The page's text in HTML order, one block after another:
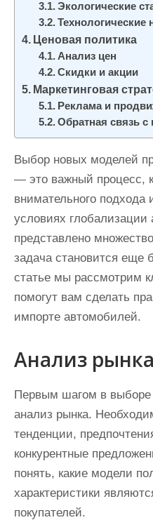
Экологические
Технологические
Ценовая политика
Анализ цен
Скидки и акции
Маркетинговая
Реклама и
Обратная связь с
Выбор новых моделей
— это важный процесс,
внимательного подхода
условиях глобализации
представлено
задача становится еще
статье мы рассмотрим
помогут вам сделать
импорте автомобилей.
Анализ рынка
Первым шагом в выборе
анализ рынка.
тенденции,
конкурентные
понять, какие модели
характеристики
покупателей.